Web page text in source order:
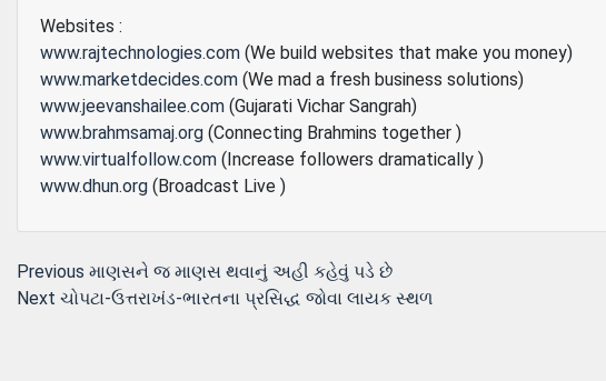
Websites :
www.rajtechnologies.com (We build websites that make you money)
www.marketdecides.com (We mad a fresh business solutions)
www.jeevanshailee.com (Gujarati Vichar Sangrah)
www.brahmsamaj.org (Connecting Brahmins together )
www.virtualfollow.com (Increase followers dramatically )
www.dhun.org (Broadcast Live )
Post
Previous Previous
post:
માણસને જ માણસ થવાનું અહી કહેવું પડે છે
Next Next
ચોપટા-ઉત્તરાખંડ-ભારતના પ્રસિદ્ધ જોવા લાયક સ્થળ